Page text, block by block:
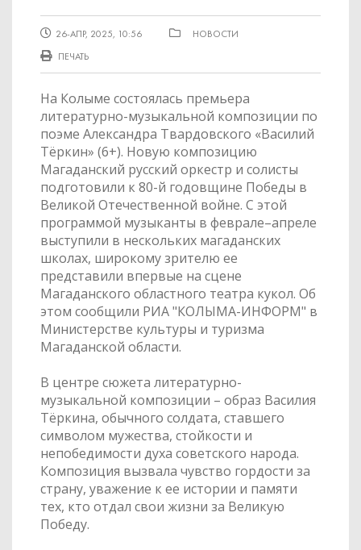
26-АПР, 2025, 10:56
НОВОСТИ
ПЕЧАТЬ
На Колыме состоялась премьера
литературно-музыкальной композиции по
поэме Александра Твардовского «Василий
Тёркин» (6+). Новую композицию
Магаданский русский оркестр и солисты
подготовили к 80-й годовщине Победы в
Великой Отечественной войне. С этой
программой музыканты в феврале–апреле
выступили в нескольких магаданских
школах, широкому зрителю ее
представили впервые на сцене
Магаданского областного театра кукол. Об
этом сообщили РИА "КОЛЫМА-ИНФОРМ" в
Министерстве культуры и туризма
Магаданской области.
В центре сюжета литературно-
музыкальной композиции – образ Василия
Тёркина, обычного солдата, ставшего
символом мужества, стойкости и
непобедимости духа советского народа.
Композиция вызвала чувство гордости за
страну, уважение к ее истории и памяти
тех, кто отдал свои жизни за Великую
Победу.